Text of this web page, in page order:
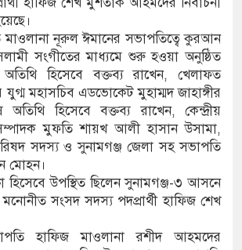
বাউসা-কেশবপুর গ্রাম
শত শত শিক্ষার্থীর
প্রতিপক্ষের সব অভিযোগ
নূরুল ঈমানের সভাপতিত্বে কুরআন
সংগীতের মাধ্যমে শুরু হওয়া অনুষ্ঠিত
হিসেবে বক্তব্য রাখেন, খেলাফত
মহাসচিব এডভোকেট মুহাম্মদ জাহাঙ্গীর
হিসেবে বক্তব্য রাখেন, কেন্দ্রীয়
মুফতি শায়খ আলী হাসান উসামা,
পরিষদ সদস্য ও সুনামগঞ্জ জেলা সহ সভাপতি
মোহন।
হিসেবে উপস্থিত ছিলেন সুনামগঞ্জ-৩ আসনে
সংসদ সদস্য পদপ্রার্থী হাফিজ শেখ
হাফিজ মাওলানা রশীদ আহমদের